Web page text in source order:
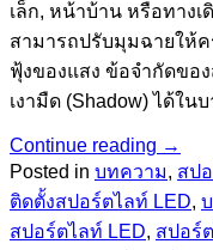
เล็ก, หน้าบ้าน หรือทาง
สามารถปรับมุมฉายให้
ฟุ้งของแสง ข้อจำกัดของ
เงามืด (Shadow) ได้ใ
Continue reading →
Posted in บทความ, สป
ติดตั้งสปอร์ตไลท์ LED,
สปอร์ตไลท์ LED, สปอร์